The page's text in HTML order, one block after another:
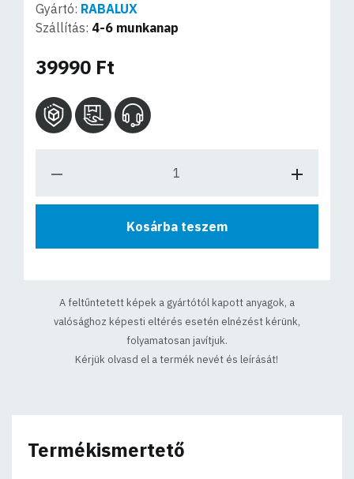
Gyártó: RABALUX
Szállítás: 4-6 munkanap
39990 Ft
Kosárba teszem
A feltűntetett képek a gyártótól kapott anyagok, a
valósághoz képesti eltérés esetén elnézést kérünk,
folyamatosan javítjuk.
Kérjük olvasd el a termék nevét és leírását!
Termékismertető